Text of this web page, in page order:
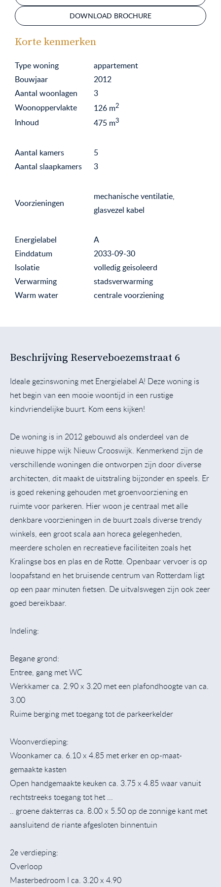
DOWNLOAD BROCHURE
Korte kenmerken
Type woning
appartement
Bouwjaar
2012
Aantal woonlagen
3
Woonoppervlakte
126 m2
Inhoud 475 m3
Aantal kamers
5
Aantal slaapkamers
3
Voorzieningen
mechanische ventilatie,
glasvezel kabel
Energielabel
A
Einddatum
2033-09-30
Isolatie
volledig geisoleerd
Verwarming
stadsverwarming
Warm water
centrale voorziening
Beschrijving Reserveboezemstraat 6
Ideale gezinswoning met Energielabel A! Deze woning is
het begin van een mooie woontijd in een rustige
kindvriendelijke buurt. Kom eens kijken!
De woning is in 2012 gebouwd als onderdeel van de
nieuwe hippe wijk Nieuw Crooswijk. Kenmerkend zijn de
verschillende woningen die ontworpen zijn door diverse
architecten, dit maakt de uitstraling bijzonder en speels. Er
is goed rekening gehouden met groenvoorziening en
ruimte voor parkeren. Hier woon je centraal met alle
denkbare voorzieningen in de buurt zoals diverse trendy
winkels, een groot scala aan horeca gelegenheden,
meerdere scholen en recreatieve faciliteiten zoals het
Kralingse bos en plas en de Rotte. Openbaar vervoer is op
loopafstand en het bruisende centrum van Rotterdam ligt
op een paar minuten fietsen. De uitvalswegen zijn ook zeer
goed bereikbaar.
Indeling:
Begane grond:
Entree, gang met WC
Werkkamer ca. 2.90 x 3.20 met een plafondhoogte van ca.
3.00
Ruime berging met toegang tot de parkeerkelder
Woonverdieping:
Woonkamer ca. 6.10 x 4.85 met erker en op-maat-
gemaakte kasten
Open handgemaakte keuken ca. 3.75 x 4.85 waar vanuit
rechtstreeks toegang tot het ...
.. groene dakterras ca. 8.00 x 5.50 op de zonnige kant met
aansluitend de riante afgesloten binnentuin
2e verdieping:
Overloop
Masterbedroom I ca. 3.20 x 4.90